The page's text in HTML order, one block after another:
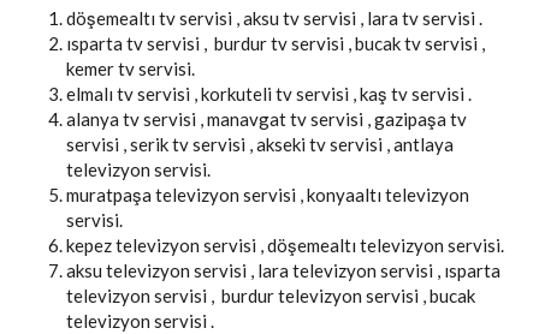
döşemealtı tv servisi , aksu tv servisi , lara tv servisi .
ısparta tv servisi , burdur tv servisi , bucak tv servisi ,
kemer tv servisi.
elmalı tv servisi , korkuteli tv servisi , kaş tv servisi .
alanya tv servisi , manavgat tv servisi , gazipaşa tv
servisi , serik tv servisi , akseki tv servisi , antlaya
televizyon servisi.
muratpaşa televizyon servisi , konyaaltı televizyon
servisi.
kepez televizyon servisi , döşemealtı televizyon servisi.
aksu televizyon servisi , lara televizyon servisi , ısparta
televizyon servisi , burdur televizyon servisi , bucak
televizyon servisi .